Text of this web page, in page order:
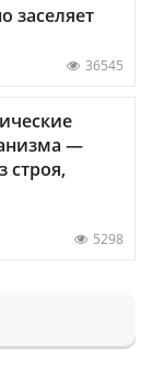
заселяет
36545
—
строя,
5298